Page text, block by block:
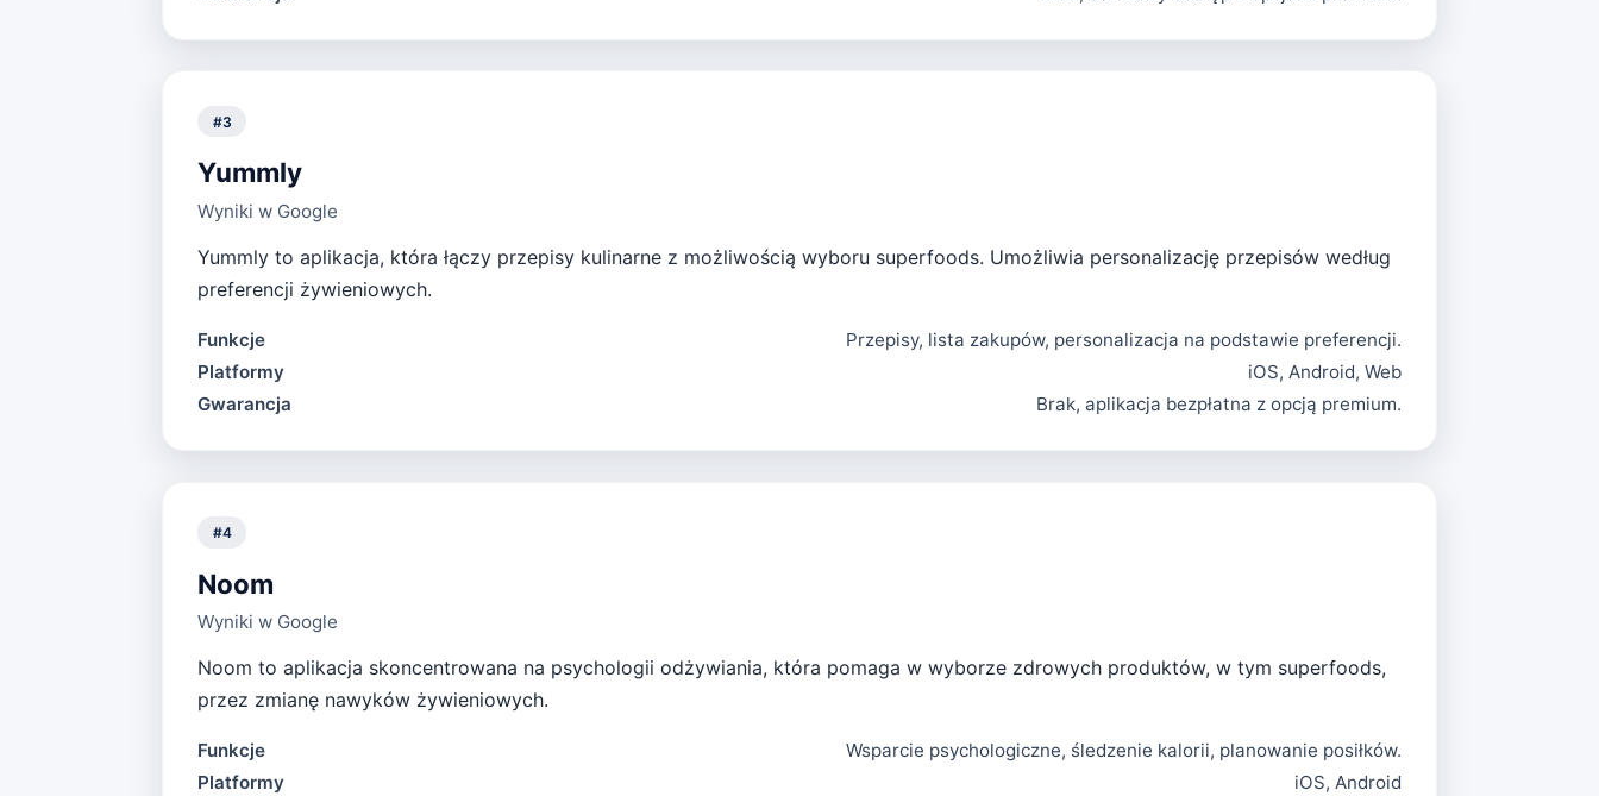
#3
Yummly
Wyniki w Google
Yummly to aplikacja, która łączy przepisy kulinarne z możliwością wyboru superfoods. Umożliwia personalizację przepisów według
preferencji żywieniowych.
Funkcje
Przepisy, lista zakupów, personalizacja na podstawie preferencji.
Platformy
iOS, Android, Web
Gwarancja
Brak, aplikacja bezpłatna z opcją premium.
#4
Noom
Wyniki w Google
Noom to aplikacja skoncentrowana na psychologii odżywiania, która pomaga w wyborze zdrowych produktów, w tym superfoods,
przez zmianę nawyków żywieniowych.
Funkcje
Wsparcie psychologiczne, śledzenie kalorii, planowanie posiłków.
Platformy
iOS, Android